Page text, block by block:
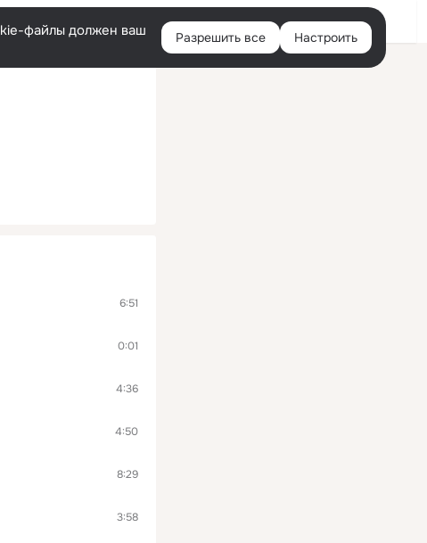
Войти
файлы должен ваш
Разрешить все Настроить
6:51
0:01
4:36
4:50
8:29
3:58